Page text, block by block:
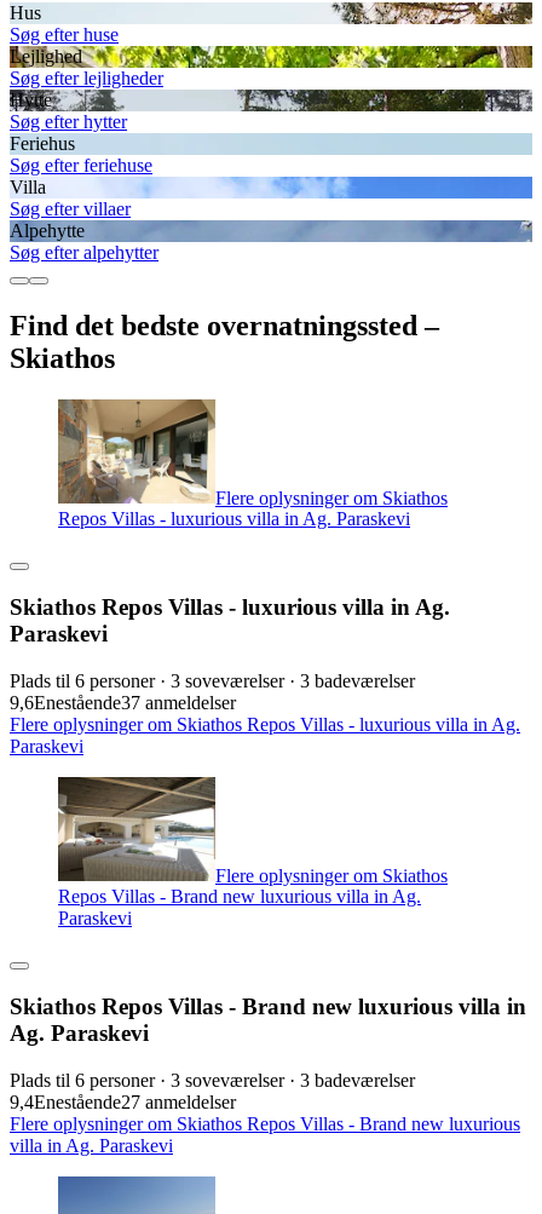
Hus
Søg efter huse
Lejlighed
Søg efter lejligheder
Hytte
Søg efter hytter
Feriehus
Søg efter feriehuse
Villa
Søg efter villaer
Alpehytte
Søg efter alpehytter
Find det bedste overnatningssted –
Skiathos
Flere oplysninger om Skiathos
Repos Villas - luxurious villa in Ag. Paraskevi
Skiathos Repos Villas - luxurious villa in Ag.
Paraskevi
Plads til 6 personer · 3 soveværelser · 3 badeværelser
9,6Enestående37 anmeldelser
Flere oplysninger om Skiathos Repos Villas - luxurious villa in Ag.
Paraskevi
Flere oplysninger om Skiathos
Repos Villas - Brand new luxurious villa in Ag.
Paraskevi
Skiathos Repos Villas - Brand new luxurious villa in
Ag. Paraskevi
Plads til 6 personer · 3 soveværelser · 3 badeværelser
9,4Enestående27 anmeldelser
Flere oplysninger om Skiathos Repos Villas - Brand new luxurious
villa in Ag. Paraskevi